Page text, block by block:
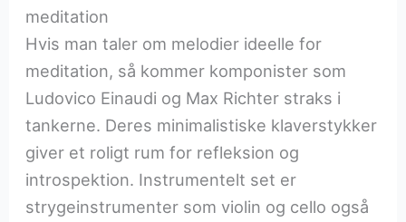
meditation
Hvis man taler om melodier ideelle for
meditation, så kommer komponister som
Ludovico Einaudi og Max Richter straks i
tankerne. Deres minimalistiske klaverstykker
giver et roligt rum for refleksion og
introspektion. Instrumentelt set er
strygeinstrumenter som violin og cello også